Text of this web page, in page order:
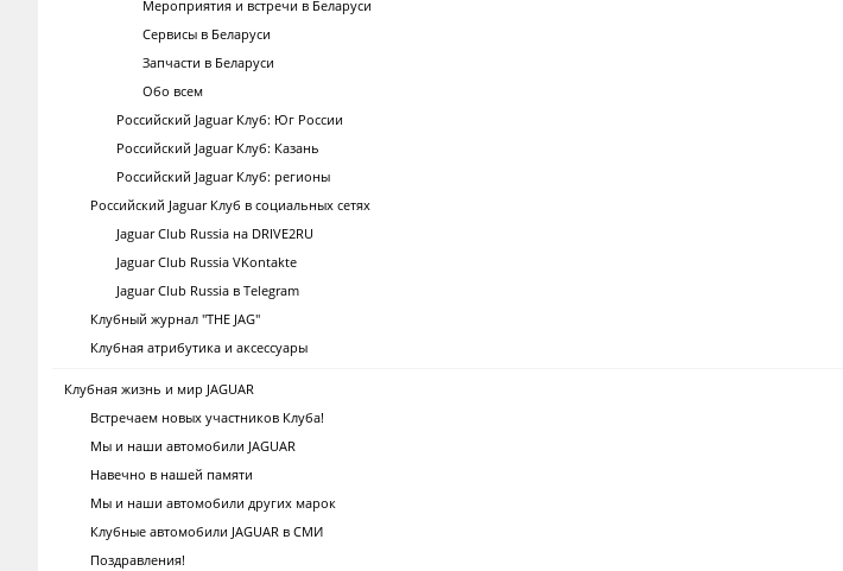
Мероприятия и встречи в Беларуси
Сервисы в Беларуси
Запчасти в Беларуси
Обо всем
Российский Jaguar Клуб: Юг России
Российский Jaguar Клуб: Казань
Российский Jaguar Клуб: регионы
Российский Jaguar Клуб в социальных сетях
Jaguar Club Russia на DRIVE2RU
Jaguar Club Russia VKontakte
Jaguar Club Russia в Telegram
Клубный журнал "THE JAG"
Клубная атрибутика и аксессуары
Клубная жизнь и мир JAGUAR
Встречаем новых участников Клуба!
Мы и наши автомобили JAGUAR
Навечно в нашей памяти
Мы и наши автомобили других марок
Клубные автомобили JAGUAR в СМИ
Поздравления!